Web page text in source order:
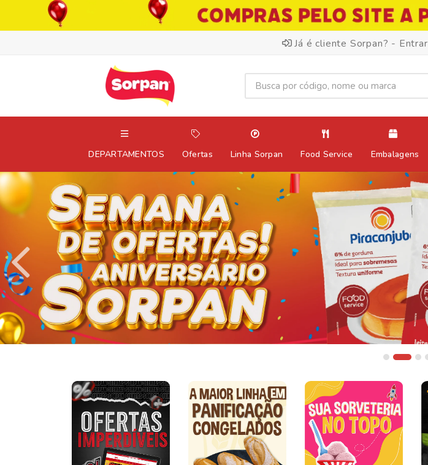
Já é cliente Sorpan? - Entrar
DEPARTAMENTOS Ofertas Linha Sorpan Food Service Embalagens